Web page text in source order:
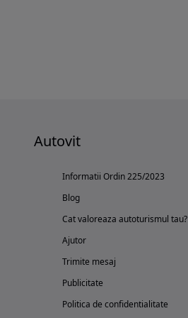
Autovit
Informatii Ordin 225/2023
Blog
Cat valoreaza autoturismul tau?
Ajutor
Trimite mesaj
Publicitate
Politica de confidentialitate